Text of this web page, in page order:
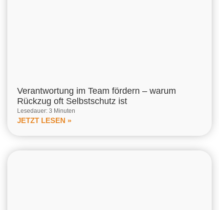
Verantwortung im Team fördern – warum
Rückzug oft Selbstschutz ist
Lesedauer: 3 Minuten
JETZT LESEN »